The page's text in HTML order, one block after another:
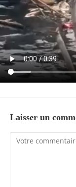
Laisser un
Comment